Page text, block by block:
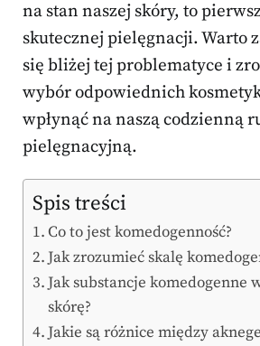
na stan naszej skóry, to
skutecznej pielęgnacji. Warto
się bliżej tej problematyce i
wybór odpowiednich
wpłynąć na naszą codzienną
pielęgnacyjną.
Spis treści
Co to jest komedogenność?
Jak zrozumieć skalę
Jak substancje komedogenne
skórę?
Jakie są różnice między